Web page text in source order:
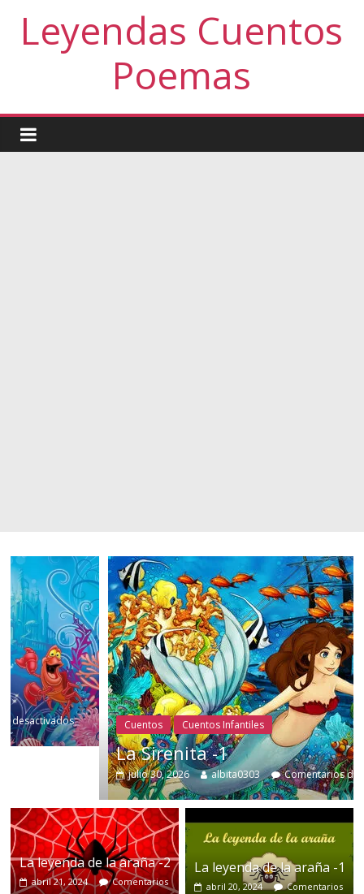
Leyendas Cuentos
Poemas
Cuentos Cuentos Infantiles
La Sirenita -1
albita0303 Comentarios desactivados
La leyenda de la araña -2
abril 21, 2024
Comentarios
La leyenda de la araña -1
abril 20, 2024
Comentarios